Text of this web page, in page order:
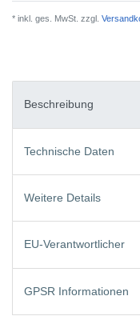
* inkl. ges. MwSt. zzgl.
Beschreibung
Technische Daten
Weitere Details
EU-Verantwortlicher
GPSR Informationen